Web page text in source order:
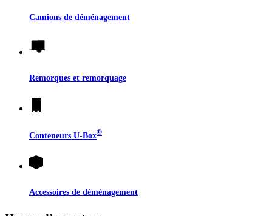
Camions de déménagement
Remorques et remorquage
Conteneurs U-Box®
Accessoires de déménagement